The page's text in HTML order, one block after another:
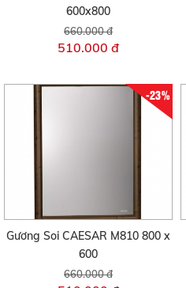
600x800
660.000 đ
510.000 đ
-23%
Gương Soi CAESAR M810 800 x
600
660.000 đ